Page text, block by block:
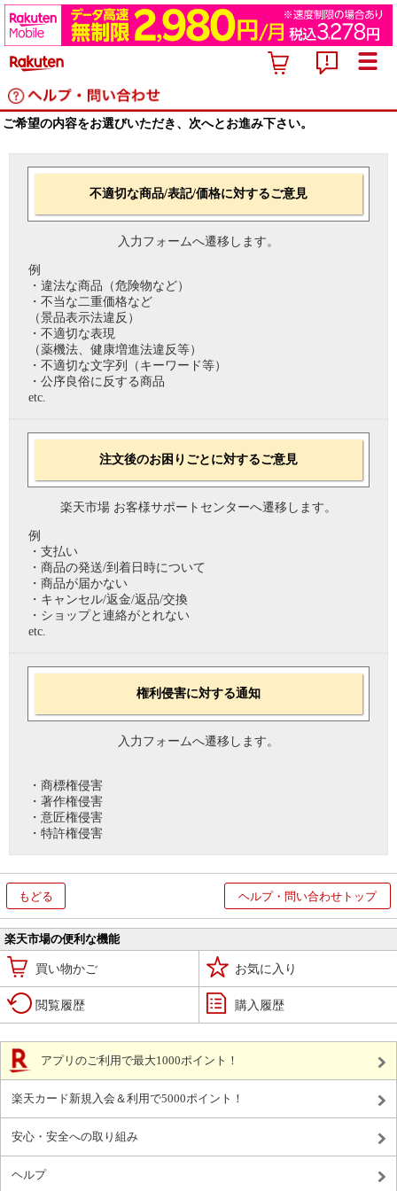
ご希望の内容をお選びいただき、次へとお進み下さい。
不適切な商品/表記/価格に対するご意見
入力フォームへ遷移します。
例
・違法な商品（危険物など）
・不当な二重価格など
（景品表示法違反）
・不適切な表現
（薬機法、健康増進法違反等）
・不適切な文字列（キーワード等）
・公序良俗に反する商品
etc.
注文後のお困りごとに対するご意見
楽天市場 お客様サポートセンターへ遷移します。
例
・支払い
・商品の発送/到着日時について
・商品が届かない
・キャンセル/返金/返品/交換
・ショップと連絡がとれない
etc.
権利侵害に対する通知
入力フォームへ遷移します。
・商標権侵害
・著作権侵害
・意匠権侵害
・特許権侵害
もどる ヘルプ・問い合わせトップ
楽天市場の便利な機能
買い物かご お気に入り
閲覧履歴 購入履歴
アプリのご利用で最大1000ポイント！
楽天カード新規入会＆利用で5000ポイント！
安心・安全への取り組み
ヘルプ